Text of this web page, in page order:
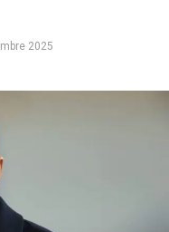
2025